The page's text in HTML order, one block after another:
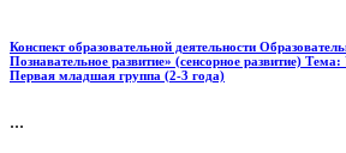
Конспект образовательной деятельности
Познавательное развитие» (сенсорное развитие)
Первая младшая группа (2-3 года)
...